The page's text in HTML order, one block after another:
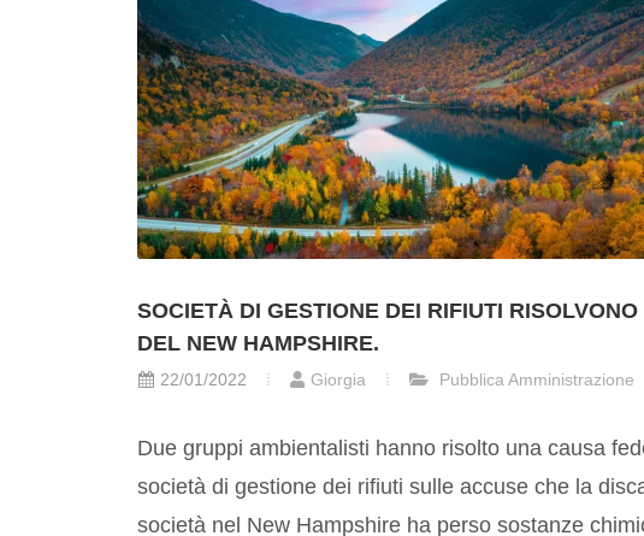
SOCIETÀ DI GESTIONE DEI RIFIUTI
DEL NEW HAMPSHIRE.
22/01/2022 Giorgia Pubblica Amministrazione
Due gruppi ambientalisti hanno risolto una causa
società di gestione dei rifiuti sulle accuse che la
società nel New Hampshire ha perso sostanze